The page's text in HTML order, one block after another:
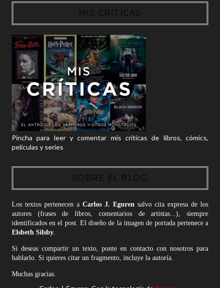
MIS CRÍTICAS
Pincha para leer y comentar mis críticas de libros, cómics,
películas y series
SOBRE EL BLOG
Los textos pertenecen a Carlos J. Egurensalvo cita expresa de los
autores (frases de libros, comentarios de artistas...), siempre
identificados en el post. El diseño de la imagen de portada pertenece a
Elsbeth Silsby.
Si deseas compartir un texto, ponte en contacto con nosotros para
hablarlo. Si quieres citar un fragmento, incluye la autoría.
Muchas gracias.